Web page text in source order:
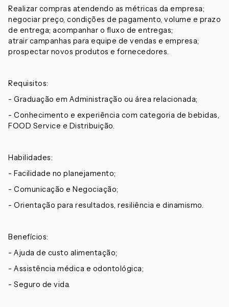
Realizar compras atendendo as métricas da empresa;
negociar preço, condições de pagamento, volume e prazo
de entrega; acompanhar o fluxo de entregas;
atrair campanhas para equipe de vendas e empresa;
prospectar novos produtos e fornecedores.
Requisitos:
- Graduação em Administração ou área relacionada;
- Conhecimento e experiência com categoria de bebidas,
FOOD Service e Distribuição.
Habilidades:
- Facilidade no planejamento;
- Comunicação e Negociação;
- Orientação para resultados, resiliência e dinamismo.
Benefícios:
- Ajuda de custo alimentação;
- Assistência médica e odontológica;
- Seguro de vida.